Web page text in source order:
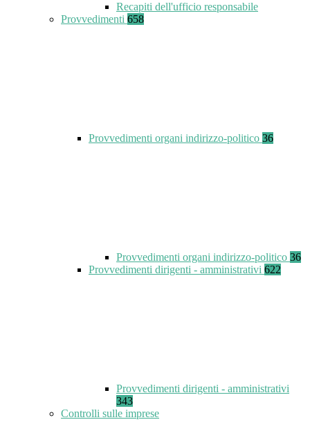
Recapiti dell'ufficio responsabile
Provvedimenti 658
Provvedimenti organi indirizzo-politico 36
Provvedimenti organi indirizzo-politico 36
Provvedimenti dirigenti - amministrativi 622
Provvedimenti dirigenti - amministrativi
343
Controlli sulle imprese